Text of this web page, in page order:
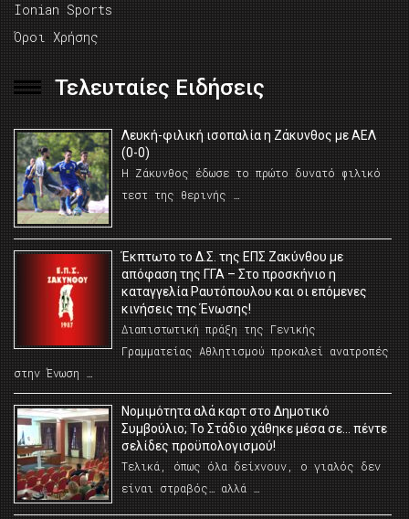
Ionian Sports
Όροι Χρήσης
Τελευταίες Ειδήσεις
Λευκή-φιλική ισοπαλία η Ζάκυνθος με ΑΕΛ
(0-0)
Η Ζάκυνθος έδωσε το πρώτο δυνατό φιλικό
τεστ της θερινής …
Έκπτωτο το Δ.Σ. της ΕΠΣ Ζακύνθου με
απόφαση της ΓΓΑ – Στο προσκήνιο η
καταγγελία Ραυτόπουλου και οι επόμενες
κινήσεις της Ένωσης!
Διαπιστωτική πράξη της Γενικής
Γραμματείας Αθλητισμού προκαλεί ανατροπές
στην Ένωση …
Νομιμότητα αλά καρτ στο Δημοτικό
Συμβούλιο; Το Στάδιο χάθηκε μέσα σε… πέντε
σελίδες προϋπολογισμού!
Τελικά, όπως όλα δείχνουν, ο γιαλός δεν
είναι στραβός… αλλά …